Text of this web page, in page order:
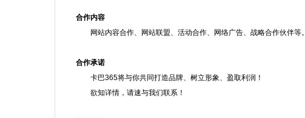
合作内容
网站内容合作、网站联盟、活动合作、网络广告、战略合作伙伴等。
合作承诺
卡巴365将与你共同打造品牌、树立形象、盈取利润！
欲知详情，请速与我们联系！